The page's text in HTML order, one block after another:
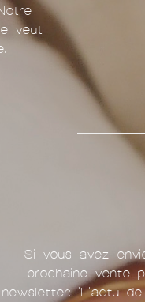
veut
Si vous avez
prochaine vente
newsletter: 'L'actu